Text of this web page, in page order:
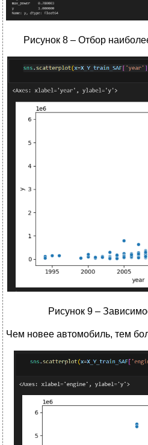
Рисунок 8 – Отбор
Рисунок 9 –
Чем новее автомобиль, тем